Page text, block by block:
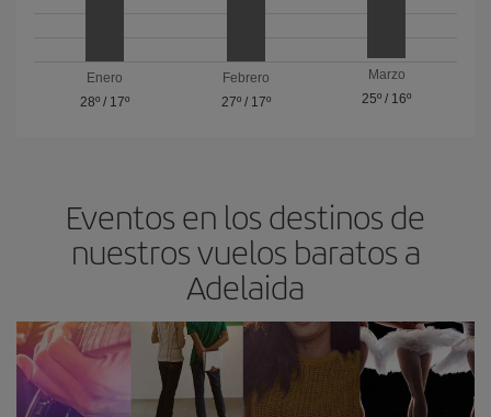
Enero
28º/ 17º
Febrero
27º/ 17º
Marzo
25º / 16º
Eventos en los destinos de
nuestros vuelos baratos a
Adelaida